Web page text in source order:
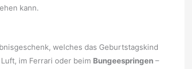
kann.
welches das Geburtstagskind
im Ferrari oder beim Bungeespringen –